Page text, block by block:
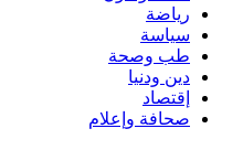
رياضة
سياسة
طب وصحة
دين ودنيا
إقتصاد
صحافة وإعلام